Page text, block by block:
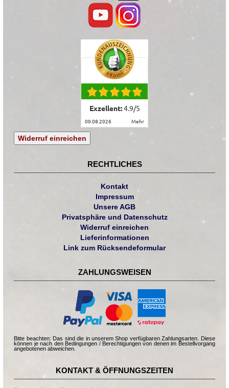
Exzellent:4.9/5
09.08.2026 mehr
Widerruf einreichen
RECHTLICHES
Kontakt
Impressum
Unsere AGB
Privatsphäre und Datenschutz
Widerruf einreichen
Lieferinformationen
Link zum Rücksendeformular
ZAHLUNGSWEISEN
Bitte beachten: Das sind die in unserem Shop verfügbaren Zahlungsarten. Diese
können je nach den Bedingungen / Berechtigungen von denen im Bestellvorgang
angebotenen abweichen.
KONTAKT & ÖFFNUNGSZEITEN